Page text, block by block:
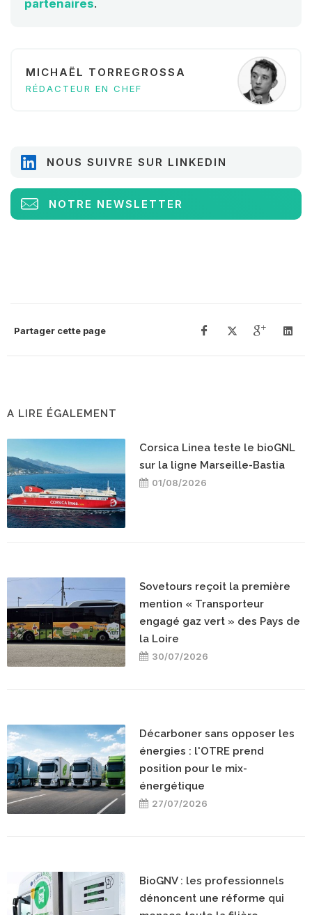
partenaires.
MICHAËL TORREGROSSA
RÉDACTEUR EN CHEF
NOUS SUIVRE SUR LINKEDIN
NOTRE NEWSLETTER
Partager cette page
A LIRE ÉGALEMENT
Corsica Linea teste le bioGNL
sur la ligne Marseille-Bastia
01/08/2026
Sovetours reçoit la première
mention « Transporteur
engagé gaz vert » des Pays de
la Loire
30/07/2026
Décarboner sans opposer les
énergies : l'OTRE prend
position pour le mix-
énergétique
27/07/2026
BioGNV : les professionnels
dénoncent une réforme qui